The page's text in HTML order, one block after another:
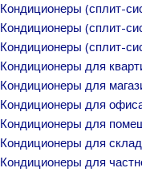
Кондиционеры (сплит-
Кондиционеры (сплит-
Кондиционеры (сплит-
Кондиционеры для
Кондиционеры для
Кондиционеры для
Кондиционеры для
Кондиционеры для
Кондиционеры для